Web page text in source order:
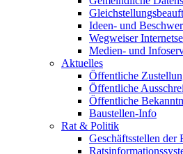
Ideen- und
Wegweiser
Medien- und
Aktuelles
Öffentliche
Öffentliche
Öffentliche
Baustellen-Info
Rat & Politik
Geschäftsstellen der